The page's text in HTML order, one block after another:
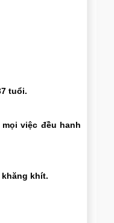
tuổi.
việc đều hanh
khít.